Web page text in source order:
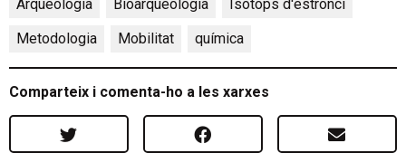
Arqueologia Bioarqueologia Isòtops d'estronci
Metodologia
Mobilitat química
Comparteix i comenta-ho a les xarxes